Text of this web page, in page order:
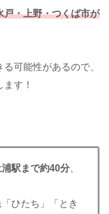
戸・上野・つくば市が
可能性があるので、
す！
浦駅まで約40分
ひたち」「とき